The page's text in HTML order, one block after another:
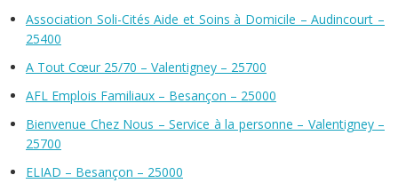
Association Soli-Cités Aide et Soins à Domicile – Audincourt –
25400
A Tout Cœur 25/70 – Valentigney – 25700
AFL Emplois Familiaux – Besançon – 25000
Bienvenue Chez Nous – Service à la personne – Valentigney –
25700
ELIAD – Besançon – 25000